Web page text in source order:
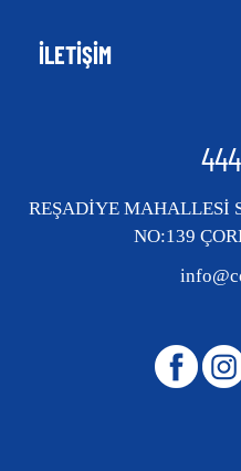
İLETİŞİM
REŞADİYE MAHALLESİ
NO:139